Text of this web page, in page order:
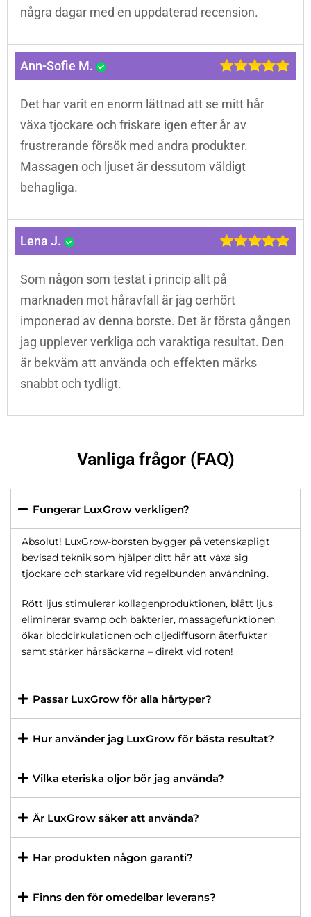
några dagar med en uppdaterad recension.
Ann-Sofie M.
Det har varit en enorm lättnad att se mitt hår
växa tjockare och friskare igen efter år av
frustrerande försök med andra produkter.
Massagen och ljuset är dessutom väldigt
behagliga.
Lena J.
Som någon som testat i princip allt på
marknaden mot håravfall är jag oerhört
imponerad av denna borste. Det är första gången
jag upplever verkliga och varaktiga resultat. Den
är bekväm att använda och effekten märks
snabbt och tydligt.
Vanliga frågor (FAQ)
Fungerar LuxGrow verkligen?
Absolut! LuxGrow-borsten bygger på vetenskapligt
bevisad teknik som hjälper ditt hår att växa sig
tjockare och starkare vid regelbunden användning.
Rött ljus stimulerar kollagenproduktionen, blått ljus
eliminerar svamp och bakterier, massagefunktionen
ökar blodcirkulationen och oljediffusorn återfuktar
samt stärker hårsäckarna – direkt vid roten!
Passar LuxGrow för alla hårtyper?
Hur använder jag LuxGrow för bästa resultat?
Vilka eteriska oljor bör jag använda?
Är LuxGrow säker att använda?
Har produkten någon garanti?
Finns den för omedelbar leverans?